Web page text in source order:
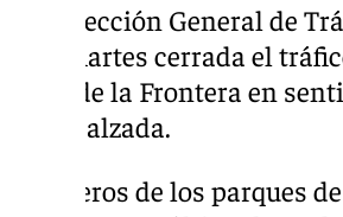
La Dirección General de
este martes cerrada el
Jerez de la Frontera en
en la calzada.
Bomberos de los parques